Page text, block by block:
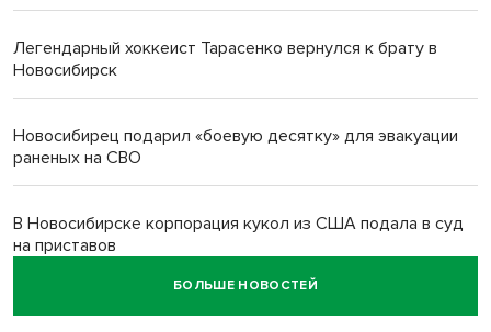
Легендарный хоккеист Тарасенко вернулся к брату в
Новосибирск
Новосибирец подарил «боевую десятку» для эвакуации
раненых на СВО
В Новосибирске корпорация кукол из США подала в суд
на приставов
БОЛЬШЕ НОВОСТЕЙ